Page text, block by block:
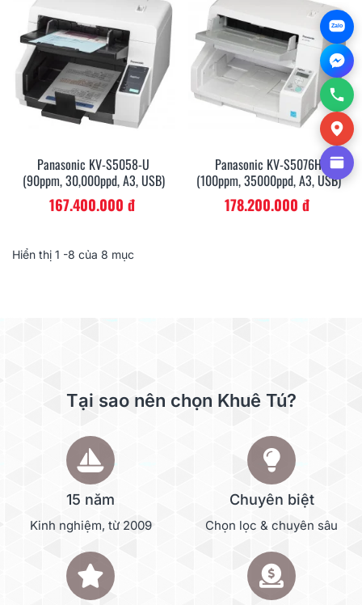
Panasonic KV-S5058-U
(90ppm, 30,000ppd, A3, USB)
167.400.000 đ
Panasonic KV-S5076H
(100ppm, 35000ppd, A3, USB)
178.200.000 đ
Hiển thị 1 -8 của 8 mục
Tại sao nên chọn Khuê Tú?
15 năm
Kinh nghiệm, từ 2009
Chuyên biệt
Chọn lọc & chuyên sâu
Zalo